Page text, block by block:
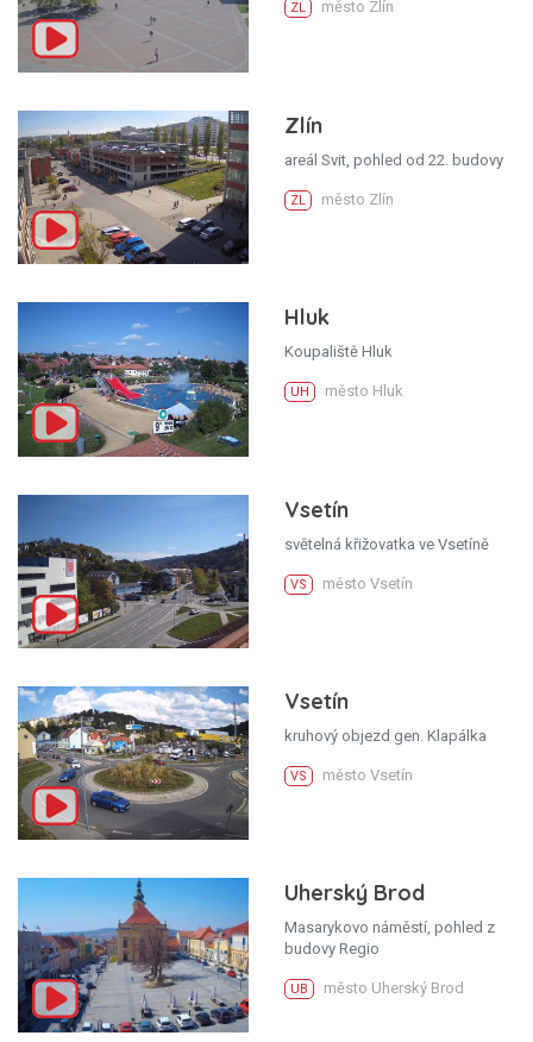
ZL město Zlín
Zlín
areál Svit, pohled od 22. budovy
ZL město Zlín
Hluk
Koupaliště Hluk
UH město Hluk
Vsetín
světelná křižovatka ve Vsetíně
VS město Vsetín
Vsetín
kruhový objezd gen. Klapálka
VS město Vsetín
Uherský Brod
Masarykovo náměstí, pohled z
budovy Regio
UB město Uherský Brod